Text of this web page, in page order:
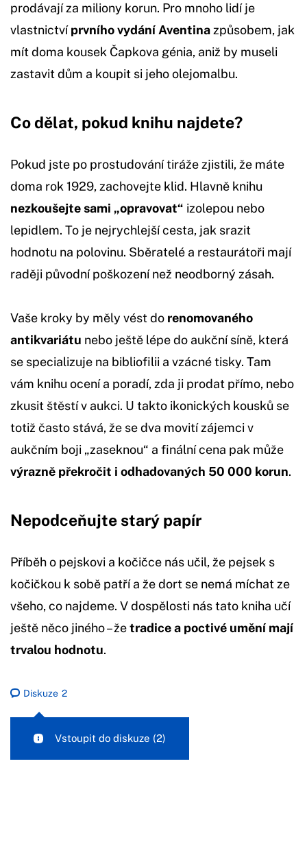
prodávají za miliony korun. Pro mnoho lidí je
vlastnictvíprvního vydání Aventina způsobem, jak
mít doma kousek Čapkova génia, aniž by museli
zastavit dům a koupit si jeho olejomalbu.
Co dělat, pokud knihu najdete?
Pokud jste po prostudování tiráže zjistili, že máte
doma rok 1929, zachovejte klid. Hlavně knihu
nezkoušejte sami „opravovat“ izolepou nebo
lepidlem. To je nejrychlejší cesta, jak srazit
hodnotu na polovinu. Sběratelé a restaurátoři mají
raději původní poškození než neodborný zásah.
Vaše kroky by měly vést do renomovaného
antikvariátu nebo ještě lépe do aukční síně, která
se specializuje na bibliofilii a vzácné tisky. Tam
vám knihu ocení a poradí, zda ji prodat přímo, nebo
zkusit štěstí v aukci. U takto ikonických kousků se
totiž často stává, že se dva movití zájemci v
aukčním boji „zaseknou“ a finální cena pak může
výrazně překročit i odhadovaných 50 000 korun.
Nepodceňujte starý papír
Příběh o pejskovi a kočičce nás učil, že pejsek s
kočičkou k sobě patří a že dort se nemá míchat ze
všeho, co najdeme. V dospělosti nás tato kniha učí
ještě něco jiného – žetradice a poctivé umění mají
trvalou hodnotu.
Diskuze 2
Vstoupit do diskuze (2)